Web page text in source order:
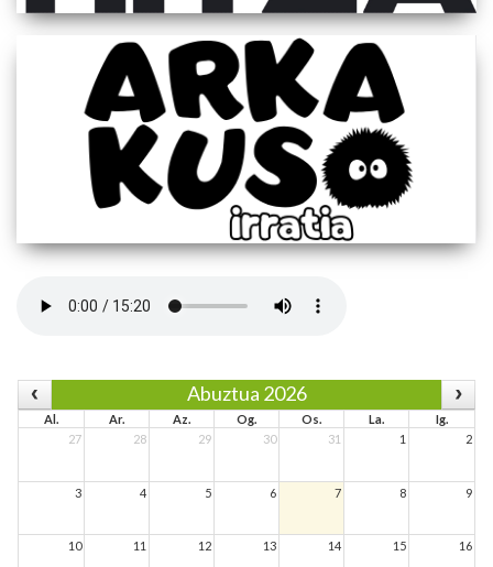
Abuztua 2026
Al. Ar. Az. Og. Os. La.
Ig.
27
28 29 30 31 1 2
3 4 5 6 7 8 9
10 11 12 13 14 15 16